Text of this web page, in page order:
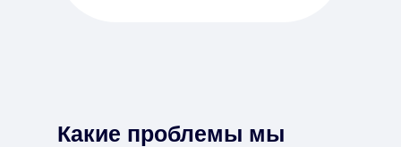
Какие проблемы мы